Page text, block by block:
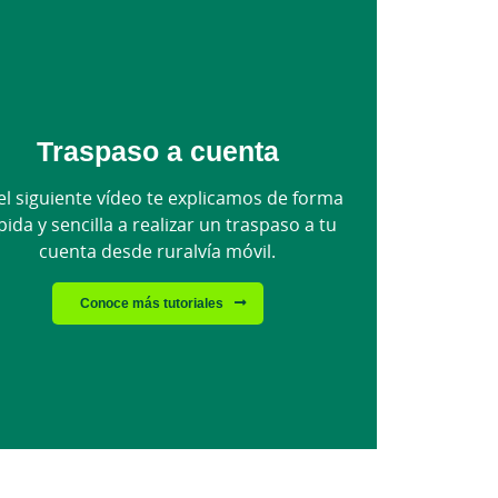
Traspaso a cuenta
siguiente vídeo te explicamos de forma
y sencilla a realizar un traspaso a tu
cuenta desde ruralvía móvil.
Conoce más tutoriales